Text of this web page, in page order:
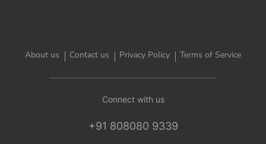
About us Contact us Privacy Policy Terms of Service
Connect with us
+91 808080 9339